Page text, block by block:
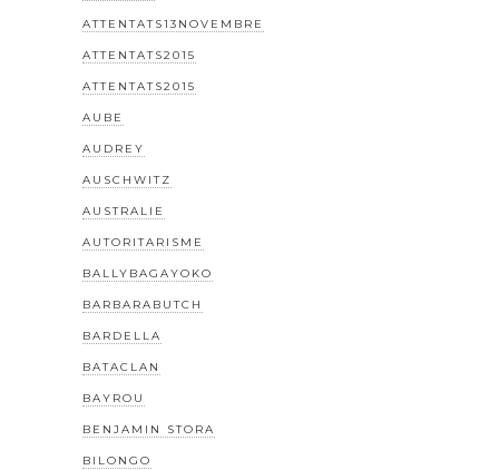
ATTENTATS13NOVEMBRE
ATTENTATS2015
ATTENTATS2015
AUBE
AUDREY
AUSCHWITZ
AUSTRALIE
AUTORITARISME
BALLYBAGAYOKO
BARBARABUTCH
BARDELLA
BATACLAN
BAYROU
BENJAMIN STORA
BILONGO